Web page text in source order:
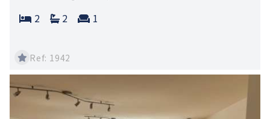
Bedrooms:
2 Bathrooms:
2 Reception rooms:
1
Ref: 1942